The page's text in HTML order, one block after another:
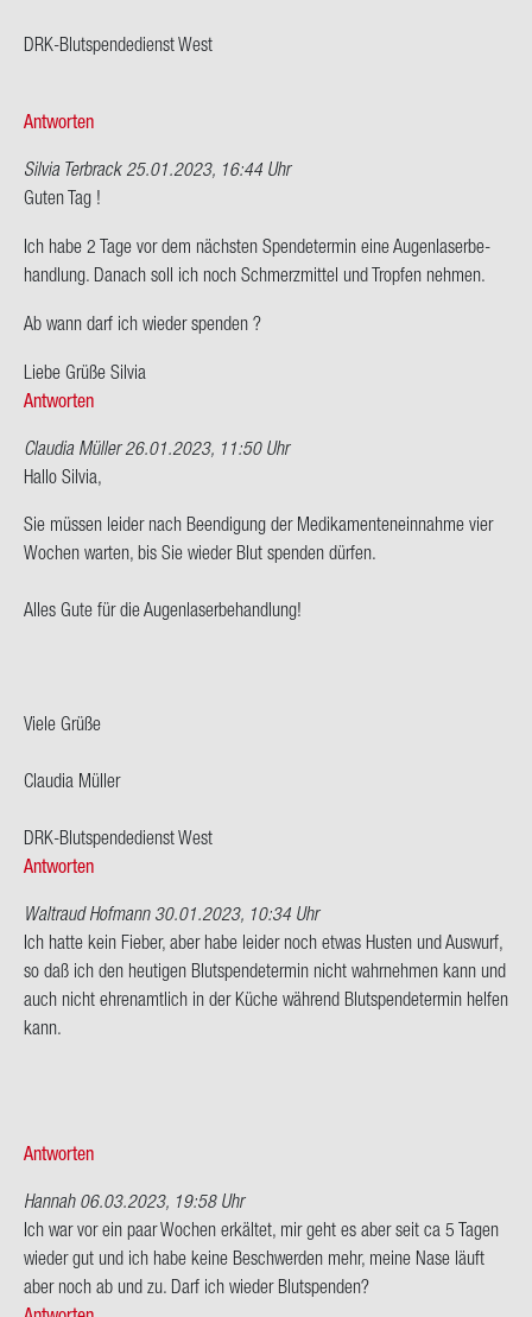
DRK-​Blutspendedienst West
Antworten
Silvia Terbrack25.01.2023, 16:44 Uhr
Guten Tag !
Ich habe 2 Tage vor dem nächs­ten Spen­de­ter­min eine Au­gen­la­ser­be­
hand­lung. Da­nach soll ich noch Schmerz­mit­tel und Trop­fen neh­men.
Ab wann darf ich wie­der spen­den ?
Liebe Grüße Sil­via
Antworten
Claudia Müller26.01.2023, 11:50 Uhr
Hallo Sil­via,
Sie müs­sen lei­der nach Be­en­di­gung der Me­di­ka­men­ten­ein­nah­me vier
Wo­chen war­ten, bis Sie wie­der Blut spen­den dür­fen.
Alles Gute für die Au­gen­la­ser­be­hand­lung!
Viele Grüße
Clau­dia Mül­ler
DRK-​Blutspendedienst West
Antworten
Waltraud Hofmann30.01.2023, 10:34 Uhr
Ich hatte kein Fie­ber, aber habe lei­der noch etwas Hus­ten und Aus­wurf,
so daß ich den heu­ti­gen Blut­spen­de­ter­min nicht wahr­neh­men kann und
auch nicht eh­ren­amt­lich in der Küche wäh­rend Blut­spen­de­ter­min hel­fen
kann.
Antworten
Hannah06.03.2023, 19:58 Uhr
Ich war vor ein paar Wo­chen er­käl­tet, mir geht es aber seit ca 5 Tagen
wie­der gut und ich habe keine Be­schwer­den mehr, meine Nase läuft
aber noch ab und zu. Darf ich wie­der Blut­spen­den?